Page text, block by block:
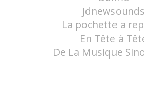
Jdnewsounds
La pochette a
En Tête à
De La Musique